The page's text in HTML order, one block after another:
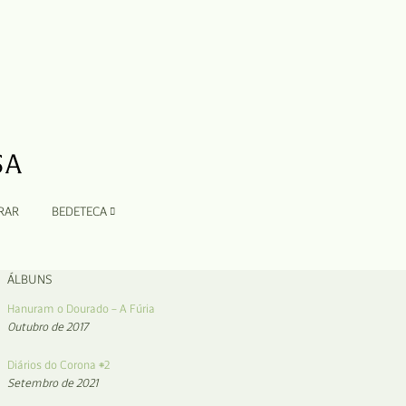
BEDETECA
ÁLBUNS
Hanuram o Dourado – A Fúria
Outubro de 2017
Diários do Corona #2
Setembro de 2021